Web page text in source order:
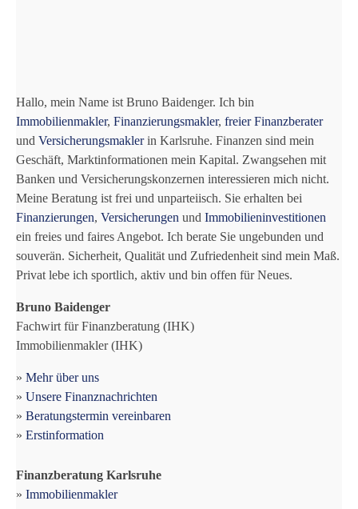
Hallo, mein Name ist Bruno Baidenger. Ich bin
Immobilienmakler, Finanzierungsmakler, freier Finanzberater
und Versicherungsmaklerin Karlsruhe. Finanzen sind mein
Geschäft, Marktinformationen mein Kapital. Zwangsehen mit
Banken und Versicherungskonzernen interessieren mich nicht.
Meine Beratung ist frei und unparteiisch. Sie erhalten bei
Finanzierungen, Versicherungen und Immobilieninvestitionen
ein freies und faires Angebot. Ich berate Sie ungebunden und
souverän. Sicherheit, Qualität und Zufriedenheit sind mein Maß.
Privat lebe ich sportlich, aktiv und bin offen für Neues.
Bruno Baidenger
Fachwirt für Finanzberatung (IHK)
Immobilienmakler (IHK)
» Mehr über uns
» Unsere Finanznachrichten
» Beratungstermin vereinbaren
» Erstinformation
Finanzberatung Karlsruhe
» Immobilienmakler